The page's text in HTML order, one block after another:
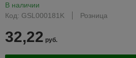
В наличии
Код: GSL000181K
Розница
32,22 руб.